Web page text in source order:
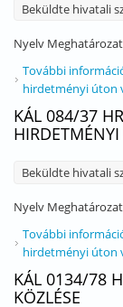
Beküldte hivatali
Nyelv
További
hirdetményi úton
KÁL 084/37
Beküldte hivatali
Nyelv
További
hirdetményi úton
KÁL 0134/78
KÖZLÉSE